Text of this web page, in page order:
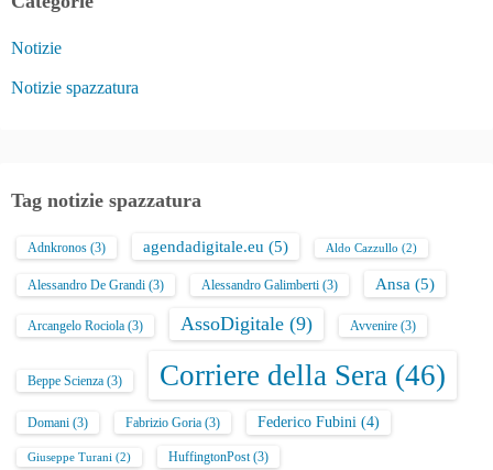
e
Notizie
Notizie spazzatura
Tag notizie spazzatura
Adnkronos (3) agendadigitale.eu (5) Aldo Cazzullo (2)
Alessandro De Grandi (3) Alessandro Galimberti (3) Ansa (5)
Arcangelo Rociola (3) AssoDigitale (9) Avvenire (3)
Beppe Scienza (3) Corriere della Sera (46)
Domani (3) Fabrizio Goria (3) Federico Fubini (4)
Giuseppe Turani (2) HuffingtonPost(3)